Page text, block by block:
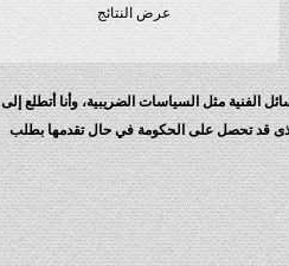
عرض النتائج
الفنية مثل السياسات الضريبية، وأنا أتطلع إلى
الذى قد تحصل على الحكومة في حال تقدمها بطلب